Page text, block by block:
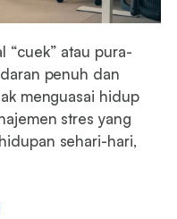
“cuek” atau pura-
penuh dan
menguasai hidup
stres yang
sehari-hari,